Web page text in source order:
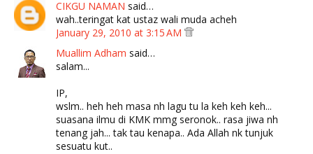
CIKGU NAMAN said…
wah..teringat kat ustaz wali muda acheh
January 29, 2010 at 3:15 AM
Muallim Adham said…
salam...
IP,
wslm.. heh heh masa nh lagu tu la keh keh keh...
suasana ilmu di KMK mmg seronok.. rasa jiwa nh
tenang jah... tak tau kenapa.. Ada Allah nk tunjuk
sesuatu kut..